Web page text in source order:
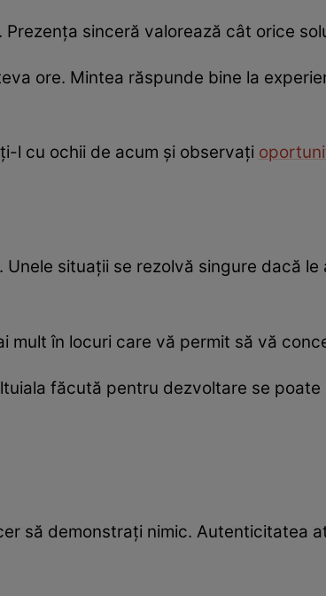
sinceră valorează cât orice
ore. Mintea răspunde bine la
l cu ochii de acum și observați
situații se rezolvă singure dacă le
mult în locuri care vă permit să vă
făcută pentru dezvoltare se poate
să demonstrați nimic. Autenticitatea